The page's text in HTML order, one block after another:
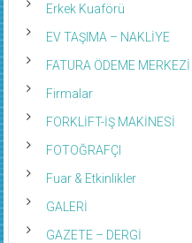
Erkek Kuaförü
EV TAŞIMA – NAKLİYE
FATURA ÖDEME MERKEZİ
Firmalar
FORKLİFT-İŞ MAKİNESİ
FOTOĞRAFÇI
Fuar & Etkinlikler
GALERİ
GAZETE – DERGİ